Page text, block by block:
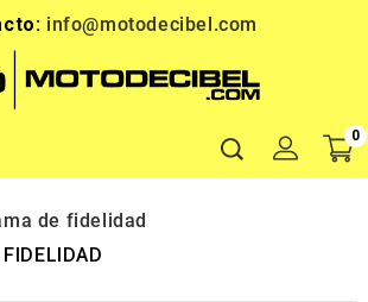
info@motodecibel.com
0
de fidelidad